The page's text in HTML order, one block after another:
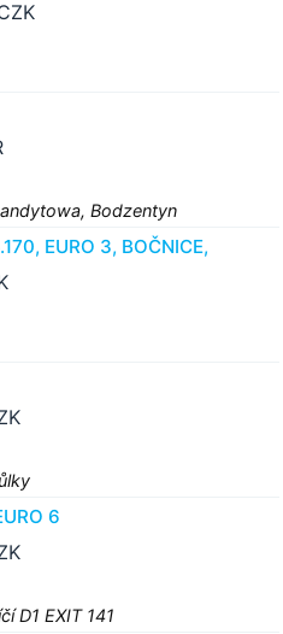
Bodzentyn
EURO 3, BOČNICE,
6
D1 EXIT 141